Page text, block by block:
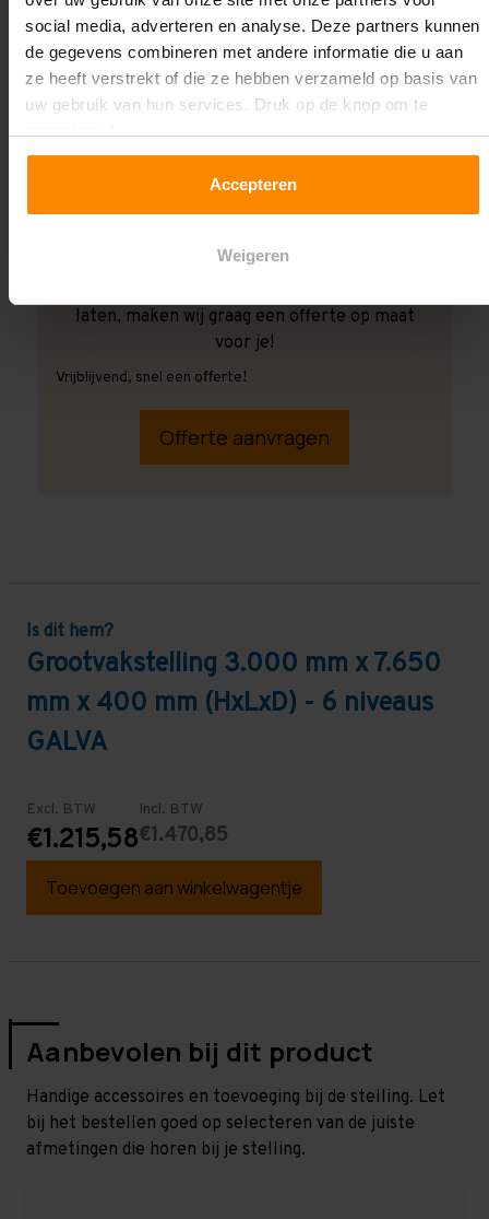
social media, adverteren en analyse. Deze partners kunnen
de gegevens combineren met andere informatie die u aan
ze heeft verstrekt of die ze hebben verzameld op basis van
uw gebruik van hun services. Druk op de knop om te
Accepteren
Weigeren
laten, maken wij graag een offerte op maat
voor je!
Vrijblijvend, snel een offerte!
Offerte aanvragen
Is dit hem?
Grootvakstelling 3.000 mm x 7.650
mm x 400 mm (HxLxD) - 6 niveaus
GALVA
Excl. BTW
€1.215,58
Incl. BTW
€1.470,85
Toevoegen aan winkelwagentje
Aanbevolen bij dit product
Handige accessoires en toevoeging bij de stelling. Let
bij het bestellen goed op selecteren van de juiste
afmetingen die horen bij je stelling.